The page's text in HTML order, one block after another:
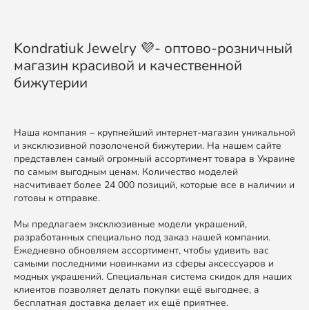
Kondratiuk Jewelry 💜- оптово-розничный
магазин красивой и качественной
бижутерии
Наша компания – крупнейший интернет-магазин уникальной
и эксклюзивной позолоченой бижутерии. На нашем сайте
представлен самый огромный ассортимент товара в Украине
по самым выгодным ценам. Количество моделей
насчитивает более 24 000 позиций, которые все в наличии и
готовы к отправке.
Мы предлагаем эксклюзивные модели украшений,
разработанных специально под заказ нашей компании.
Ежедневно обновляем ассортимент, чтобы удивить вас
самыми последними новинками из сферы аксессуаров и
модных украшений. Специальная система скидок для наших
клиентов позволяет делать покупки ещё выгоднее, а
бесплатная доставка делает их ещё приятнее.